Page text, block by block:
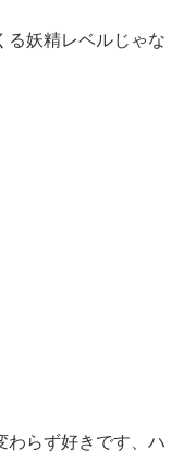
る妖精レベルじゃな
わらず好きです、ハ